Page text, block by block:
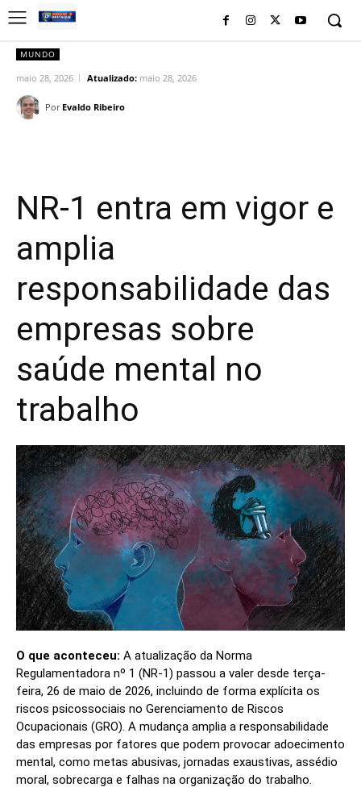
MUNDO
maio 28, 2026 Atualizado: maio 28, 2026
Por Evaldo Ribeiro
NR-1 entra em vigor e
amplia
responsabilidade das
empresas sobre
saúde mental no
trabalho
O que aconteceu: A atualização da Norma
Regulamentadora nº 1 (NR-1) passou a valer desde terça-
feira, 26 de maio de 2026, incluindo de forma explícita os
riscos psicossociais no Gerenciamento de Riscos
Ocupacionais (GRO). A mudança amplia a responsabilidade
das empresas por fatores que podem provocar adoecimento
mental, como metas abusivas, jornadas exaustivas, assédio
moral, sobrecarga e falhas na organização do trabalho.